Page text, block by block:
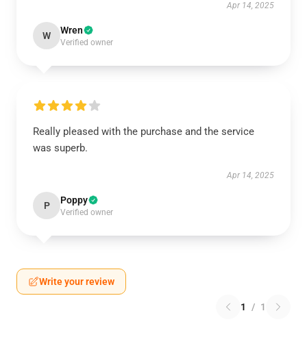
Apr 14, 2025
W Wren
Verified owner
Really pleased with the purchase and the service
was superb.
Apr 14, 2025
P Poppy
Verified owner
Write your review
1 / 1